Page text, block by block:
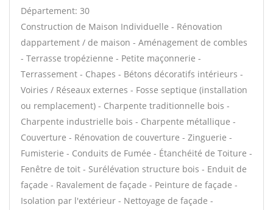
Département: 30
Construction de Maison Individuelle - Rénovation
dappartement / de maison - Aménagement de combles
- Terrasse tropézienne - Petite maçonnerie -
Terrassement - Chapes - Bétons décoratifs intérieurs -
Voiries / Réseaux externes - Fosse septique (installation
ou remplacement) - Charpente traditionnelle bois -
Charpente industrielle bois - Charpente métallique -
Couverture - Rénovation de couverture - Zinguerie -
Fumisterie - Conduits de Fumée - Étanchéité de Toiture -
Fenêtre de toit - Surélévation structure bois - Enduit de
façade - Ravalement de façade - Peinture de façade -
Isolation par l'extérieur - Nettoyage de façade -